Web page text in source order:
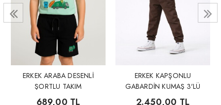
ERKEK ARABA DESENLİ
ŞORTLU TAKIM
689,00 TL
ERKEK KAPŞONLU
GABARDİN KUMAŞ 3'LÜ
TAKIM
2.450,00 TL